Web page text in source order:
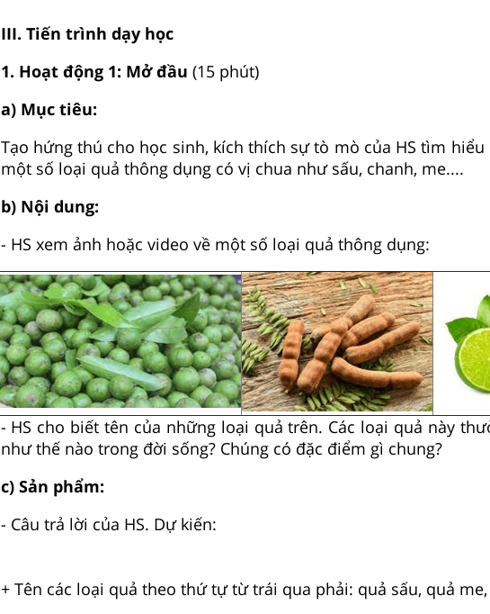
III. Tiến trình dạy học
1. Hoạt động 1: Mở đầu (15 phút)
a) Mục tiêu:
Tạo hứng thú cho học sinh, kích thích sự tò mò của HS tìm
một số loại quả thông dụng có vị chua như sấu, chanh, me....
b) Nội dung:
- HS xem ảnh hoặc video về một số loại quả thông dụng:
- HS cho biết tên của những loại quả trên. Các loại quả này
như thế nào trong đời sống? Chúng có đặc điểm gì chung?
c) Sản phẩm:
- Câu trả lời của HS. Dự kiến:
+ Tên các loại quả theo thứ tự từ trái qua phải: quả sấu, quả